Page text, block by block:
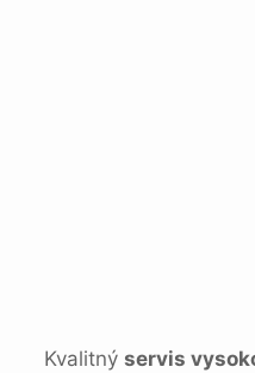
Kvalitný servis